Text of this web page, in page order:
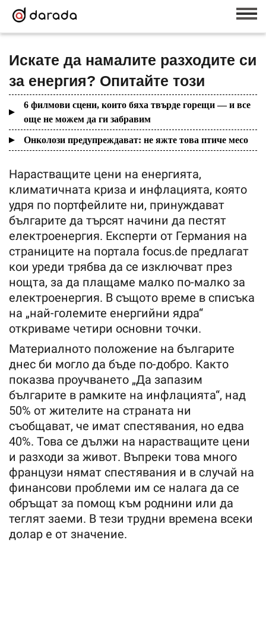
Искате да намалите разходите си
за енергия? Опитайте този
6 филмови сцени, които бяха твърде горещи — и все
още не можем да ги забравим
Онколози предупреждават: не яжте това птиче месо
Нарастващите цени на енергията,
климатичната криза и инфлацията, която
удря по портфейлите ни, принуждават
българите да търсят начини да пестят
електроенергия. Експерти от Германия на
страниците на портала focus.de предлагат
кои уреди трябва да се изключват през
нощта, за да плащаме малко по-малко за
електроенергия. В същото време в списъка
на „най-големите енергийни ядра“
откриваме четири основни точки.
Материалното положение на българите
днес би могло да бъде по-добро. Както
показва проучването „Да запазим
българите в рамките на инфлацията“, над
50% от жителите на страната ни
съобщават, че имат спестявания, но едва
40%. Това се дължи на нарастващите цени
и разходи за живот. Въпреки това много
французи нямат спестявания и в случай на
финансови проблеми им се налага да се
обръщат за помощ към роднини или да
теглят заеми. В тези трудни времена всеки
долар е от значение.